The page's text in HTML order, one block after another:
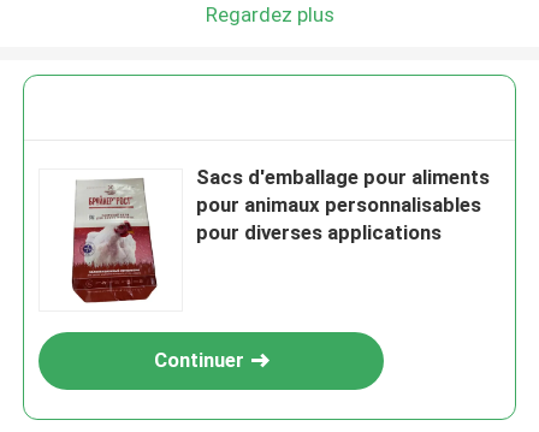
Regardez plus
Sacs d'emballage pour aliments
pour animaux personnalisables
pour diverses applications
Continuer